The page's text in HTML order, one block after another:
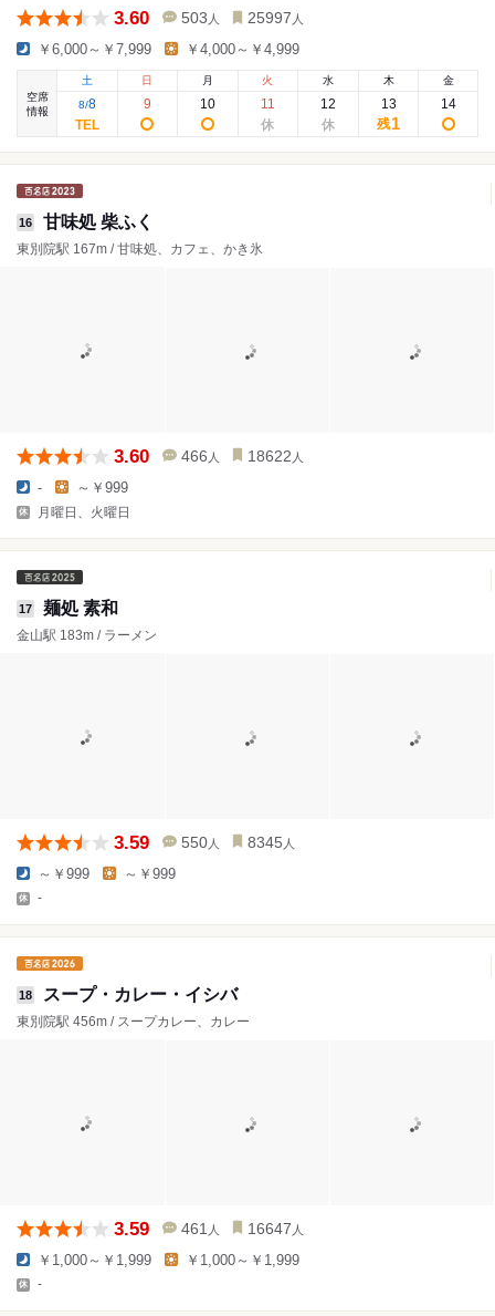
3.60 503 人 25997 人
￥6,000～￥7,999 ￥4,000～￥4,999
空席
情報
土
8/8
日
9
月
10
火
11
水
12
木
13
残1
金
14
16 甘味処 柴ふく
東別院駅 167m / 甘味処、カフェ、かき氷
3.60 466 人 18622 人
- ～￥999
月曜日、火曜日
17 麺処 素和
金山駅 183m / ラーメン
3.59 550 人 8345 人
～￥999 ～￥999
-
18 スープ・カレー・イシバ
東別院駅 456m / スープカレー、カレー
3.59 461 人 16647 人
￥1,000～￥1,999 ￥1,000～￥1,999
-